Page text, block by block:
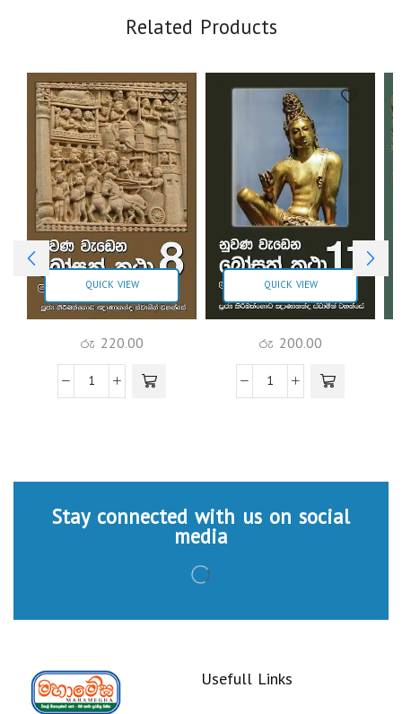
Related Products
QUICK VIEW
රු 220.00
QUICK VIEW
රු 200.00
Stay connected with us on social
media
Usefull Links